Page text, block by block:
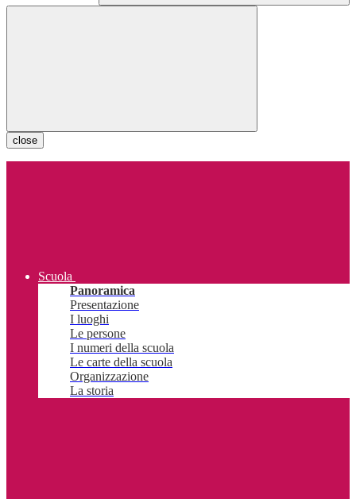
close
Scuola
Panoramica
Presentazione
I luoghi
Le persone
I numeri della scuola
Le carte della scuola
Organizzazione
La storia